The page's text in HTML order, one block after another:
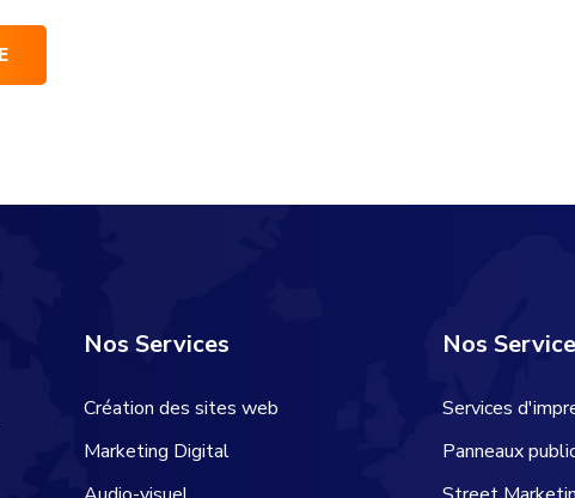
Nos Services
Création des sites web
Marketing Digital
Nos
Services
Panneaux